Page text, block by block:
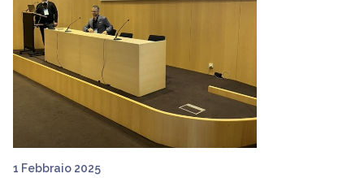
1 Febbraio 2025